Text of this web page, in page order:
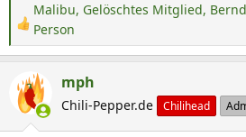
R
e
k
t
i
Malibu, Gelöschtes Mitglied, Bernd
Person
mph
Chili-Pepper.de Chilihead